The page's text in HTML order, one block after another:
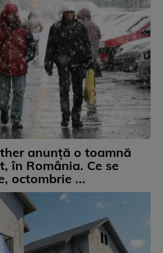
anunță o toamnă
în România. Ce se
octombrie ...